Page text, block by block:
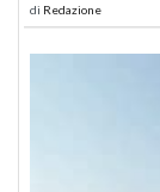
di Redazione